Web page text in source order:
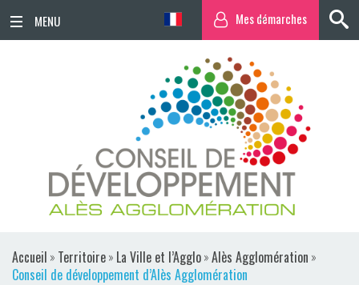
ACTUALITÉS
TERRITOIRE
VIE QUOTIDIENNE
SORTIR / BOUGER
Mes démarches
Accueil » Territoire» La Ville et l’Agglo»Alès Agglomération »
Conseil de développement d’Alès Agglomération